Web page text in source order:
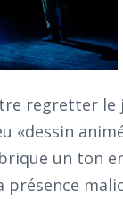
regretter le
«dessin
un ton
présence